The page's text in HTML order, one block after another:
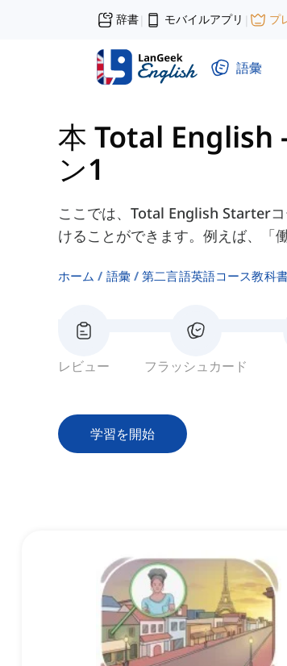
辞書| モバイルアプリ | プ
語彙
本 Total English
ン1
ここでは、Total English Starter
けることができます。例えば、「
ホーム 語彙 第二言語英語コース教科
レビュー フラッシュカード
学習を開始